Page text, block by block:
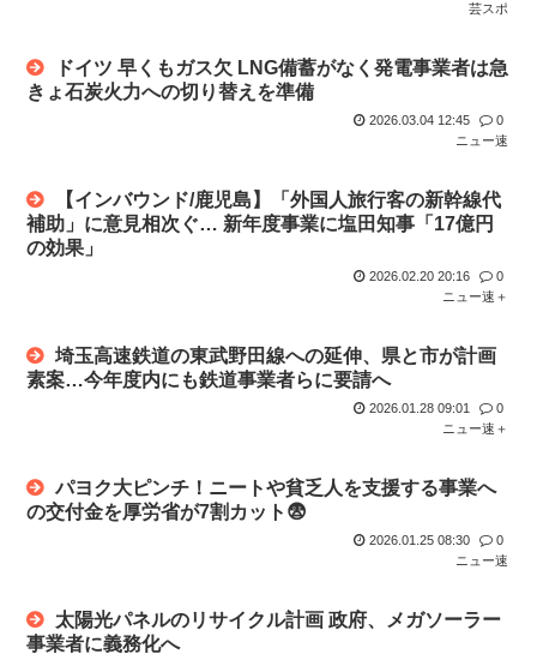
芸スポ
ドイツ 早くもガス欠 LNG備蓄がなく発電事業者は急
きょ石炭火力への切り替えを準備
2026.03.04 12:45
0
ニュー速
【インバウンド/鹿児島】「外国人旅行客の新幹線代
補助」に意見相次ぐ… 新年度事業に塩田知事「17億円
の効果」
2026.02.20 20:16
0
ニュー速＋
埼玉高速鉄道の東武野田線への延伸、県と市が計画
素案…今年度内にも鉄道事業者らに要請へ
2026.01.28 09:01
0
ニュー速＋
パヨク大ピンチ！ニートや貧乏人を支援する事業へ
の交付金を厚労省が7割カット😨
2026.01.25 08:30
0
ニュー速
太陽光パネルのリサイクル計画 政府、メガソーラー
事業者に義務化へ